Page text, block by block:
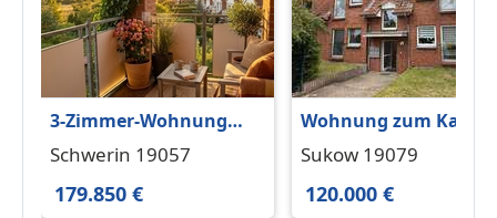
3-Zimmer-Wohnung
Süd-Westbalkon
See Ruhige Wohnlage
Schwerin 19057
179.850 €
Wohnung zum
in Sukow 120.000 €
Sukow 19079
120.000 €